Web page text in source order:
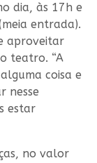
dia, às 17h e
entrada).
aproveitar
teatro. “A
coisa e
nesse
estar
no valor